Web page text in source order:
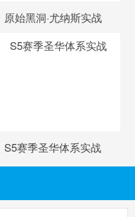
原始黑洞·尤纳斯实战
S5赛季圣华体系实战